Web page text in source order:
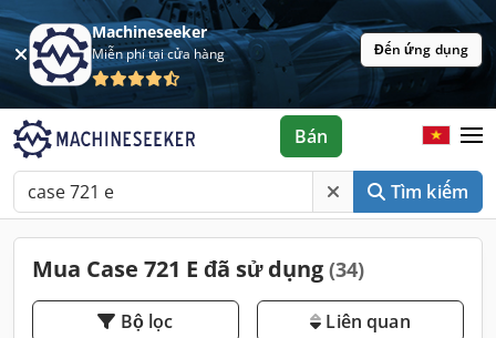
Machineseeker
Miễn phí tại cửa hàng Đến ứng dụng
Tìm kiếm
Bán
Mua Case 721 E đã sử dụng (34)
Bộ lọc Liên quan